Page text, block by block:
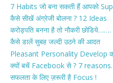
7 Habits जो बना सकती हैं आपको
कैसे सीखें अंग्रेजी बोलना ? 12 Ideas
करोड़पति बनना है तो नौकरी छोडिये…….
कैसे डालें सुबह जल्दी उठने की आदत
Pleasant Personality Develop
क्यों बचें Facebook से ? 7 reasons.
सफलता के लिए ज़रूरी है Focus !